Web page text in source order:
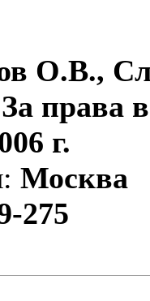
О.В.,
За права
г.
Москва
275